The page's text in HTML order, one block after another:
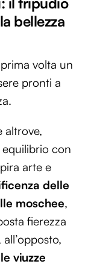
bellezza
volta un
pronti a
altrove,
con
arte e
delle
moschee,
fierezza
all’opposto,
viuzze